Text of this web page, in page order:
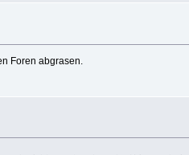
Foren abgrasen.